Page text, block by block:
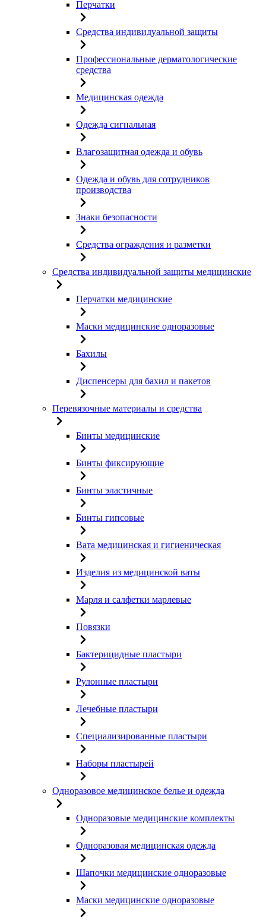
Перчатки
Средства индивидуальной защиты
Профессиональные дерматологические
средства
Медицинская одежда
Одежда сигнальная
Влагозащитная одежда и обувь
Одежда и обувь для сотрудников
производства
Знаки безопасности
Средства ограждения и разметки
Средства индивидуальной защиты медицинские
Перчатки медицинские
Маски медицинские одноразовые
Бахилы
Диспенсеры для бахил и пакетов
Перевязочные материалы и средства
Бинты медицинские
Бинты фиксирующие
Бинты эластичные
Бинты гипсовые
Вата медицинская и гигиеническая
Изделия из медицинской ваты
Марля и салфетки марлевые
Повязки
Бактерицидные пластыри
Рулонные пластыри
Лечебные пластыри
Специализированные пластыри
Наборы пластырей
Одноразовое медицинское белье и одежда
Одноразовые медицинские комплекты
Одноразовая медицинская одежда
Шапочки медицинские одноразовые
Маски медицинские одноразовые